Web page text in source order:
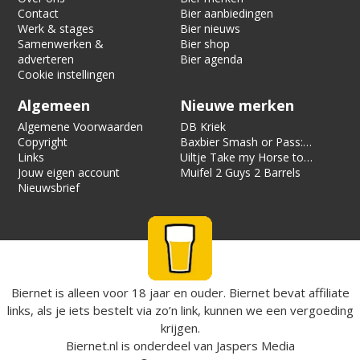
Contact
Werk & stages
Samenwerken &
adverteren
Cookie instellingen
Bier aanbiedingen
Bier nieuws
Bier shop
Bier agenda
Algemeen
Algemene Voorwaarden
Copyright
Links
Jouw eigen account
Nieuwsbrief
Nieuwe merken
DB Kriek
Baxbier Smash or Pass:
Strata
Uiltje Take my Horse to
the Hotel Room
Muifel 2 Guys 2 Barrels
Biernet is alleen voor 18 jaar en ouder. Biernet bevat affiliate
links, als je iets bestelt via zo’n link, kunnen we een vergoeding
krijgen.
Biernet.nl is onderdeel van Jaspers Media